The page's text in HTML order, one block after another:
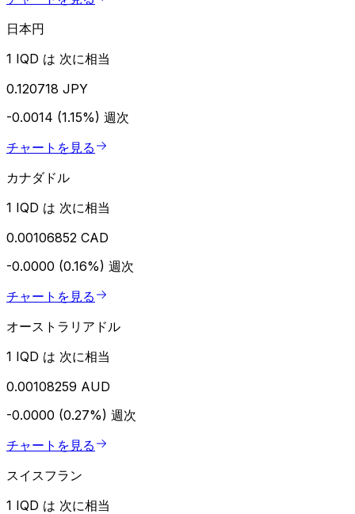
日本円
1 IQD は 次に相当
0.120718 JPY
-0.0014 (1.15%) 週次
チャートを見る
カナダドル
1 IQD は 次に相当
0.00106852 CAD
-0.0000 (0.16%) 週次
チャートを見る
オーストラリアドル
1 IQD は 次に相当
0.00108259 AUD
-0.0000 (0.27%) 週次
チャートを見る
スイスフラン
1 IQD は 次に相当